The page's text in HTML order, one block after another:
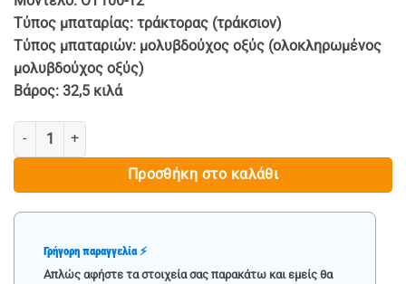
Τύπος μπαταρίας: τράκτορας (τράκσιον)
Τύπος μπαταριών: μολυβδούχος οξύς (ολοκληρωμένος
μολυβδούχος οξύς)
Βάρος: 32,5 κιλά
ΜΠΑΤΑΡΙΑ - 12V 100Ah ποσότητα
Προσθήκη στο καλάθι
Γρήγορη παραγγελία ⚡
Απλώς αφήστε τα στοιχεία σας παρακάτω και εμείς θα